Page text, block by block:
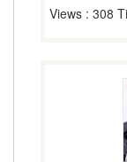
Views : 308